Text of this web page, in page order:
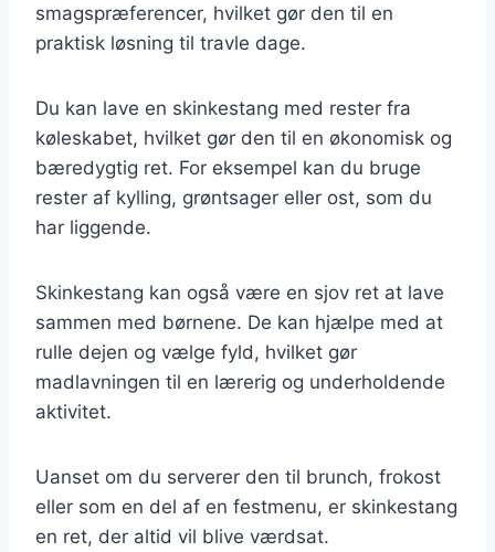
smagspræferencer, hvilket gør den til en
praktisk løsning til travle dage.
Du kan lave en skinkestang med rester fra
køleskabet, hvilket gør den til en økonomisk og
bæredygtig ret. For eksempel kan du bruge
rester af kylling, grøntsager eller ost, som du
har liggende.
Skinkestang kan også være en sjov ret at lave
sammen med børnene. De kan hjælpe med at
rulle dejen og vælge fyld, hvilket gør
madlavningen til en lærerig og underholdende
aktivitet.
Uanset om du serverer den til brunch, frokost
eller som en del af en festmenu, er skinkestang
en ret, der altid vil blive værdsat.